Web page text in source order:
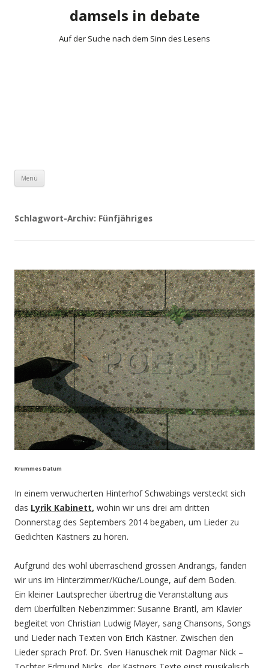
damsels in debate
Auf der Suche nach dem Sinn des Lesens
Menü
Schlagwort-Archiv: Fünfjähriges
Krummes Datum
In einem verwucherten Hinterhof Schwabings versteckt sich
das Lyrik Kabinett, wohin wir uns drei am dritten
Donnerstag des Septembers 2014 begaben, um Lieder zu
Gedichten Kästners zu hören.
Aufgrund des wohl überraschend grossen Andrangs, fanden
wir uns im Hinterzimmer/Küche/Lounge, auf dem Boden.
Ein kleiner Lautsprecher übertrug die Veranstaltung aus
dem überfüllten Nebenzimmer: Susanne Brantl, am Klavier
begleitet von Christian Ludwig Mayer, sang Chansons, Songs
und Lieder nach Texten von Erich Kästner. Zwischen den
Lieder sprach Prof. Dr. Sven Hanuschek mit Dagmar Nick –